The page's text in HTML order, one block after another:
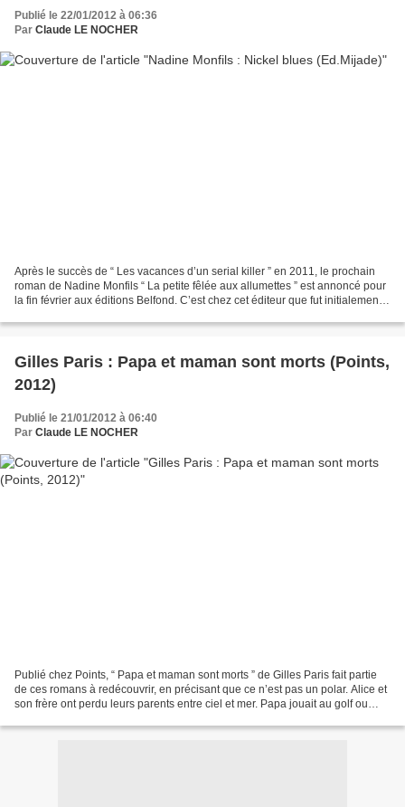
Publié le 22/01/2012 à 06:36
Par Claude LE NOCHER
Après le succès de “ Les vacances d’un serial killer ” en 2011, le prochain
roman de Nadine Monfils “ La petite fêlée aux allumettes ” est annoncé pour
la fin février aux éditions Belfond. C’est chez cet éditeur que fut initialement
Gilles Paris : Papa et maman sont morts (Points,
2012)
Publié le 21/01/2012 à 06:40
Par Claude LE NOCHER
Publié chez Points, “ Papa et maman sont morts ” de Gilles Paris fait partie
de ces romans à redécouvrir, en précisant que ce n’est pas un polar. Alice et
son frère ont perdu leurs parents entre ciel et mer. Papa jouait au golf ou